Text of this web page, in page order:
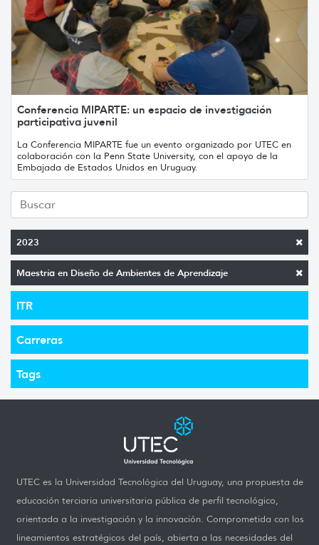
2023
Maestría en Diseño de Ambientes de Aprendizaje
ITR
Carreras
Tags
Conferencia MIPARTE: un espacio de investigación
participativa juvenil
La Conferencia MIPARTE fue un evento organizado por UTEC en
colaboración con la Penn State University, con el apoyo de la
Embajada de Estados Unidos en Uruguay.
UTEC es la Universidad Tecnológica del Uruguay, una propuesta de
educación terciaria universitaria pública de perfil tecnológico,
orientada a la investigación y la innovación. Comprometida con los
lineamientos estratégicos del país, abierta a las necesidades del